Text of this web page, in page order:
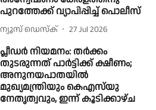
പുറത്തേക്ക് വ്യാപിപ്പിച്ച് പൊലീസ്
ന്യൂസ് ഡെസ്ക് 27 Jul 2026
പ്ലീഡര്‍ നിയമനം: തര്‍ക്കം
തുടരുന്നത് പാര്‍ട്ടിക്ക് ക്ഷീണം;
അനുനയപാതയില്‍
മുഖ്യമന്ത്രിയും കെഎസ്‌യു
നേതൃത്വവും, ഇന്ന് കൂടിക്കാഴ്ച